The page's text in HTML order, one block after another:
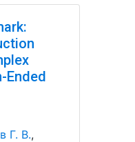
Ended
Г. В.,